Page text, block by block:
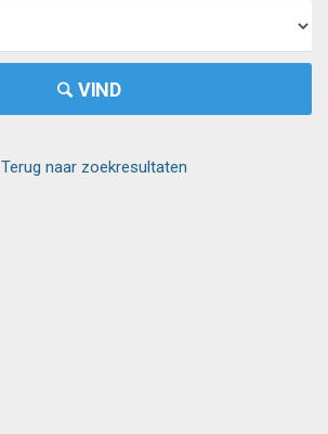
VIND
Terug naar zoekresultaten